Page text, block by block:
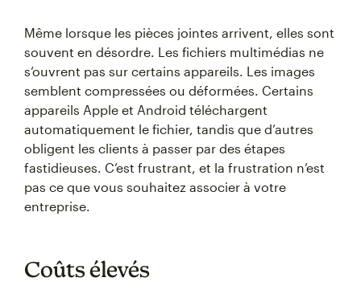
Même lorsque les pièces jointes arrivent, elles sont
souvent en désordre. Les fichiers multimédias ne
s’ouvrent pas sur certains appareils. Les images
semblent compressées ou déformées. Certains
appareils Apple et Android téléchargent
automatiquement le fichier, tandis que d’autres
obligent les clients à passer par des étapes
fastidieuses. C’est frustrant, et la frustration n’est
pas ce que vous souhaitez associer à votre
entreprise.
Coûts élevés